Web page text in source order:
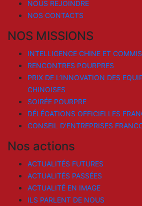
NOUS REJOINDRE
NOS CONTACTS
NOS MISSIONS
INTELLIGENCE CHINE ET
RENCONTRES POURPRES
PRIX DE L’INNOVATION DES
CHINOISES
SOIRÉE POURPRE
DÉLÉGATIONS OFFICIELLES
CONSEIL D’ENTREPRISES
Nos actions
ACTUALITÉS FUTURES
ACTUALITÉS PASSÉES
ACTUALITÉ EN IMAGE
ILS PARLENT DE NOUS